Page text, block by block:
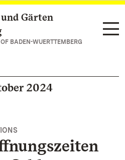
Gärten
BADEN-WUERTTEMBERG
2024